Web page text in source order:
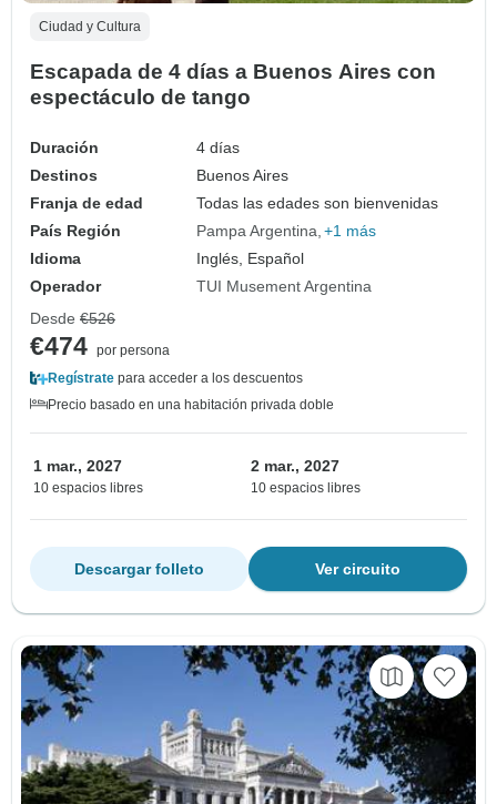
Ciudad y Cultura
Escapada de 4 días a Buenos Aires con
espectáculo de tango
Duración
4 días
Destinos
Buenos Aires
Franja de edad
Todas las edades son bienvenidas
País Región
Pampa Argentina +1 más
Idioma
Inglés, Español
Operador
TUI Musement Argentina
Desde €526
€474 por persona
Regístrate para acceder a los descuentos
Precio basado en una habitación privada doble
1 mar., 2027
10 espacios libres
2 mar., 2027
10 espacios libres
Ver circuito
Descargar folleto